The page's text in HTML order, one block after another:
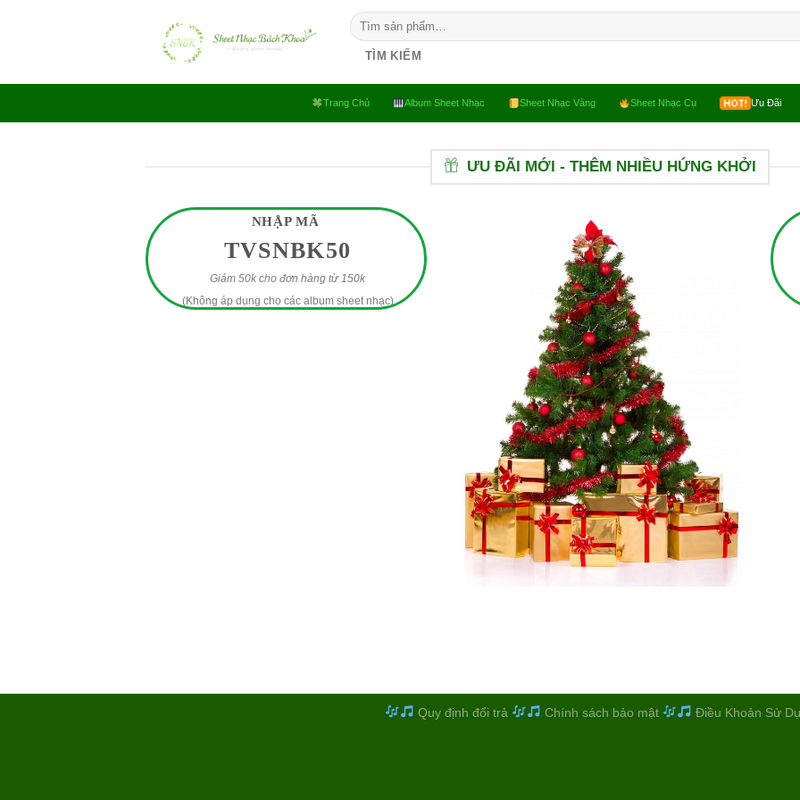
Tìm
kiếm:
TÌM KIẾM
Trang Chủ Album Sheet Nhạc Sheet Nhạc Vàng Sheet Nhạc Cụ Ưu Đãi
ƯU ĐÃI MỚI - THÊM NHIỀU HỨNG KHỞI
NHẬP MÃ
TVSNBK50
Giảm 50k cho đơn hàng từ 150k
(Không áp dụng cho các album sheet nhạc)
Quy định đổi trả Chính sách bảo mật Điều Khoản Sử